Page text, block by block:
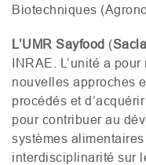
Biotechniques
L’UMR Sayfood (
INRAE . L’unité a
nouvelles approches
procédés et
pour contribuer au
systèmes
interdisciplinarité sur